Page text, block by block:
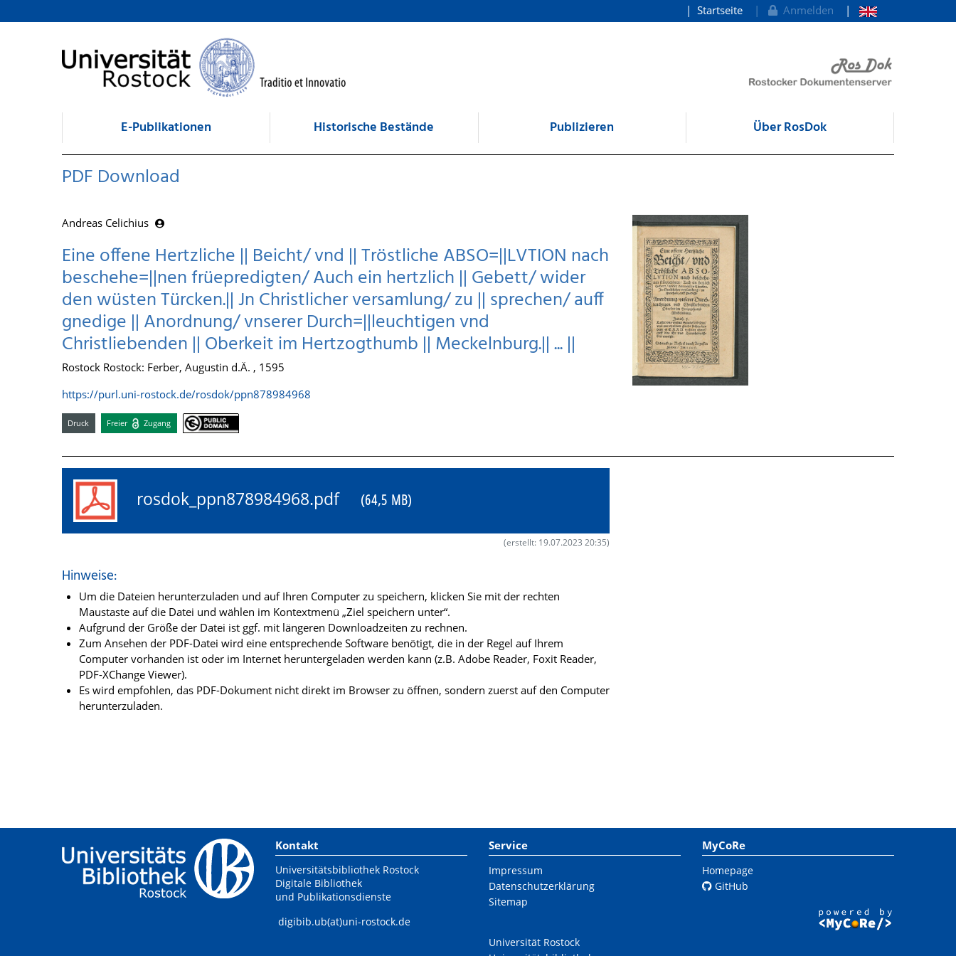
zum Inhalt
Startseite Anmelden
E-Publikationen Historische Bestände Publizieren Über RosDok
PDF Download
Andreas Celichius
Eine offene Hertzliche || Beicht/ vnd || Tröstliche ABSO=||LVTION nach
beschehe=||nen früepredigten/ Auch ein hertzlich || Gebett/ wider
den wüsten Türcken.|| Jn Christlicher versamlung/ zu || sprechen/ auff
gnedige || Anordnung/ vnserer Durch=||leuchtigen vnd
Christliebenden || Oberkeit im Hertzogthumb || Meckelnburg.|| ... ||
Rostock Rostock: Ferber, Augustin d.Ä. , 1595
https://purl.uni-rostock.de/rosdok/ppn878984968
Druck Freier Zugang
rosdok_ppn878984968.pdf (64,5 MB)
(erstellt: 19.07.2023 20:35)
Hinweise:
Um die Dateien herunterzuladen und auf Ihren Computer zu speichern, klicken Sie mit der rechten
Maustaste auf die Datei und wählen im Kontextmenü „Ziel speichern unter“.
Aufgrund der Größe der Datei ist ggf. mit längeren Downloadzeiten zu rechnen.
Zum Ansehen der PDF-Datei wird eine entsprechende Software benötigt, die in der Regel auf Ihrem
Computer vorhanden ist oder im Internet heruntergeladen werden kann (z.B. Adobe Reader, Foxit Reader,
PDF-XChange Viewer).
Es wird empfohlen, das PDF-Dokument nicht direkt im Browser zu öffnen, sondern zuerst auf den Computer
herunterzuladen.
Kontakt
Universitätsbibliothek Rostock
Digitale Bibliothek
und Publikationsdienste
digibib.ub(at)uni-rostock.de
Service
Impressum
Datenschutzerklärung
Sitemap
Universität Rostock
MyCoRe
Homepage
GitHub